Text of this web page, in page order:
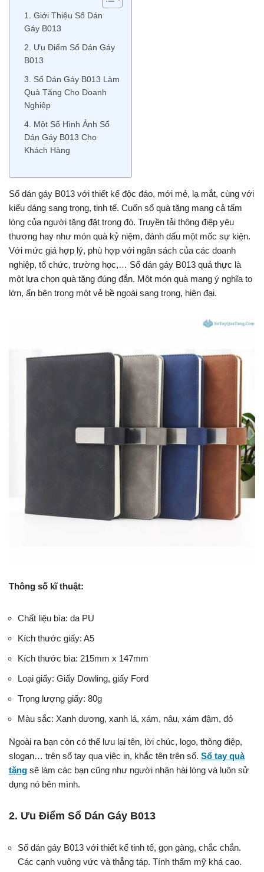
1. Giới Thiệu Sổ Dán
Gáy B013
2. Ưu Điểm Sổ Dán Gáy
B013
3. Sổ Dán Gáy B013 Làm
Quà Tặng Cho Doanh
Nghiệp
4. Một Số Hình Ảnh Sổ
Dán Gáy B013 Cho
Khách Hàng
Sổ dán gáy B013 với thiết kế độc đáo, mới mẻ, lạ mắt, cùng với
kiểu dáng sang trọng, tinh tế. Cuốn sổ quà tặng mang cả tấm
lòng của người tặng đặt trong đó. Truyền tải thông điệp yêu
thương hay như món quà kỷ niệm, đánh dấu một mốc sự kiện.
Với mức giá hợp lý, phù hợp với ngân sách của các doanh
nghiệp, tổ chức, trường học,… Sổ dán gáy B013 quả thực là
một lựa chọn quà tặng đúng đắn. Một món quà mang ý nghĩa to
lớn, ẩn bên trong một vẻ bề ngoài sang trọng, hiện đại.
Thông số kĩ thuật:
Chất liệu bìa: da PU
Kích thước giấy: A5
Kích thước bìa: 215mm x 147mm
Loại giấy: Giấy Dowling, giấy Ford
Trọng lượng giấy: 80g
Màu sắc: Xanh dương, xanh lá, xám, nâu, xám đậm, đỏ
Ngoài ra bạn còn có thể lưu lại tên, lời chúc, logo, thông điệp,
slogan… trên sổ tay qua việc in, khắc tên trên sổ. Sổ tay quà
tặng sẽ làm các bạn cũng như người nhận hài lòng và luôn sử
dụng nó bên mình.
2. Ưu Điểm Sổ Dán Gáy B013
Số dán gáy B013 với thiết kế tinh tế, gọn gàng, chắc chắn.
Các cạnh vuông vức và thẳng táp. Tính thẩm mỹ khá cao.